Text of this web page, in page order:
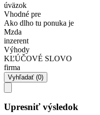
úväzok
Vhodné pre
Ako dlho tu ponuka je
Mzda
inzerent
Výhody
KĽÚČOVÉ SLOVO
firma
Upresniť výsledok